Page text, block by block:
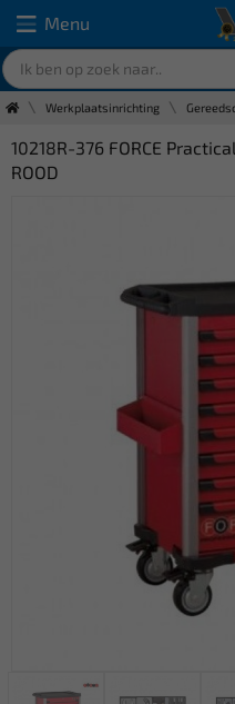
Menu
Werkplaatsinrichting
10218R-376 FORCE
ROOD